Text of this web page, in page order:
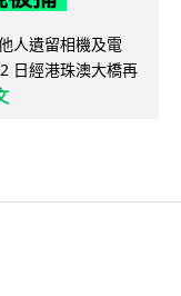
人遺留相機及電
日經港珠澳大橋再